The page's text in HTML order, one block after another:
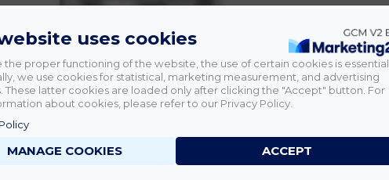
uses cookies
the proper functioning of the website, the use of certain cookies is essential.
we use cookies for statistical, marketing measurement, and advertising
These latter cookies are loaded only after clicking the "Accept" button. For
about cookies, please refer to our Privacy Policy.
MANAGE COOKIES ACCEPT